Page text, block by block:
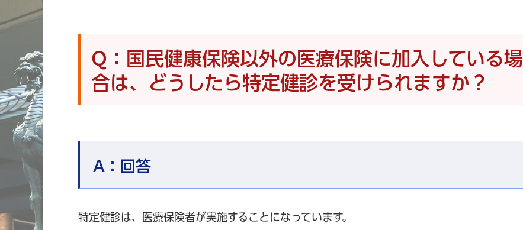
Q：国民健康保険以外の医療保険に加入している場
合は、どうしたら特定健診を受けられますか？
A： 回答
特定健診は、医療保険者が実施することになっています。